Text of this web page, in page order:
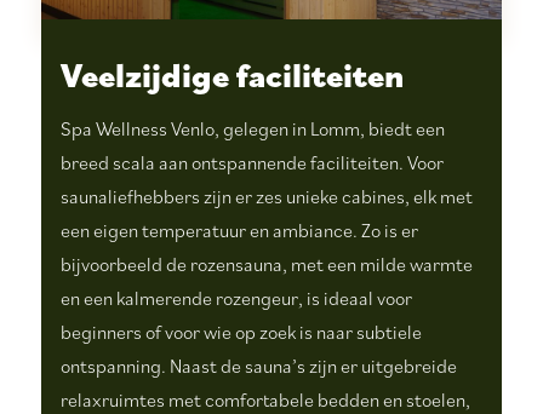
Veelzijdige faciliteiten
Spa Wellness Venlo, gelegen in Lomm, biedt een
breed scala aan ontspannende faciliteiten. Voor
saunaliefhebbers zijn er zes unieke cabines, elk met
een eigen temperatuur en ambiance. Zo is er
bijvoorbeeld de rozensauna, met een milde warmte
en een kalmerende rozengeur, is ideaal voor
beginners of voor wie op zoek is naar subtiele
ontspanning. Naast de sauna’s zijn er uitgebreide
relaxruimtes met comfortabele bedden en stoelen,